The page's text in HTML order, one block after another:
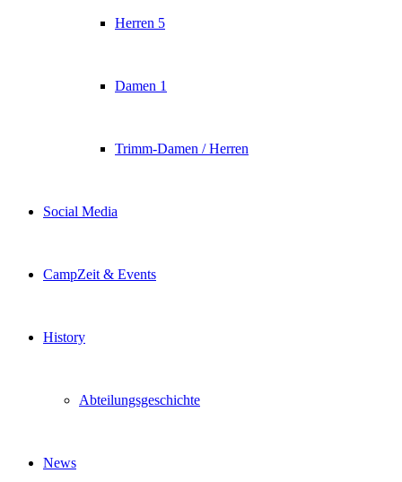
Herren 5
Damen 1
Trimm-Damen / Herren
Social Media
CampZeit & Events
History
Abteilungsgeschichte
News